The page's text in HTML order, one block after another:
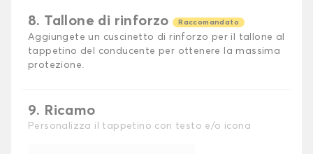
8. Tallone di rinforzo Raccomandato
Aggiungete un cuscinetto di rinforzo per il tallone al
tappetino del conducente per ottenere la massima
protezione.
9. Ricamo
Personalizza il tappetino con testo e/o icona